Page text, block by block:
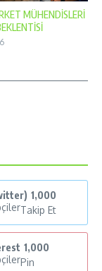
MÜHENDİSLERİ
1,000
Takip Et
1,000
Pin